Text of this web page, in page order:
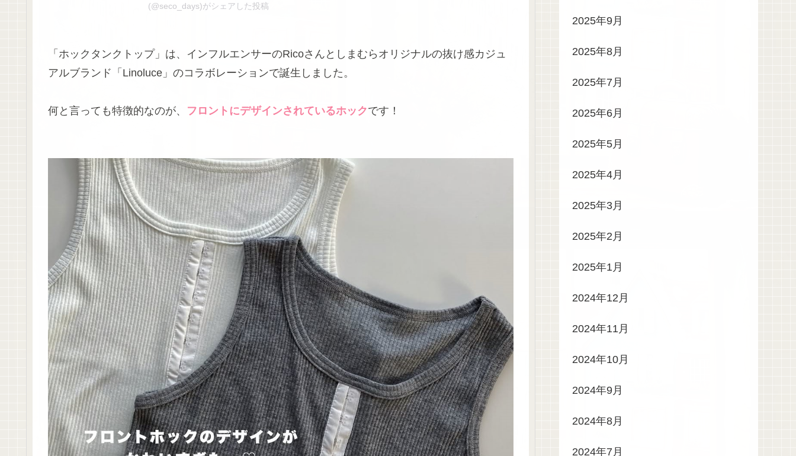
(@seco_days)がシェアした投稿
「ホックタンクトップ」は、インフルエンサーのRicoさんとしまむらオリジナルの抜け感カジュ
アルブランド「Linoluce」のコラボレーションで誕生しました。
何と言っても特徴的なのが、 フロントにデザインされているホックです！
2025年9月
2025年8月
2025年7月
2025年6月
2025年5月
2025年4月
2025年3月
2025年2月
2025年1月
2024年12月
2024年11月
2024年10月
2024年9月
2024年8月
2024年7月